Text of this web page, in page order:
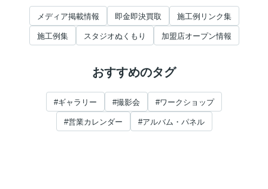
メディア掲載情報 即金即決買取 施工例リンク集
施工例集 スタジオぬくもり 加盟店オープン情報
おすすめのタグ
#ギャラリー #撮影会 #ワークショップ
#営業カレンダー #アルバム・パネル